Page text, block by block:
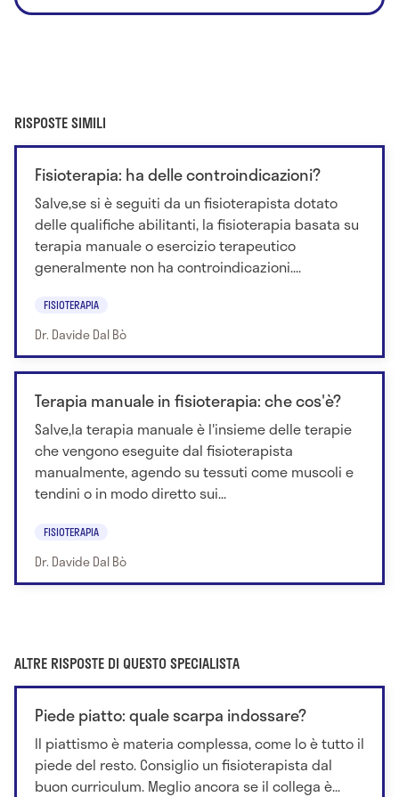
RISPOSTE SIMILI
Fisioterapia: ha delle controindicazioni?
Salve,se si è seguiti da un fisioterapista dotato
delle qualifiche abilitanti, la fisioterapia basata su
terapia manuale o esercizio terapeutico
generalmente non ha controindicazioni....
FISIOTERAPIA
Dr. Davide Dal Bò
Terapia manuale in fisioterapia: che cos'è?
Salve,la terapia manuale è l'insieme delle terapie
che vengono eseguite dal fisioterapista
manualmente, agendo su tessuti come muscoli e
tendini o in modo diretto sui...
FISIOTERAPIA
Dr. Davide Dal Bò
ALTRE RISPOSTE DI QUESTO SPECIALISTA
Piede piatto: quale scarpa indossare?
Il piattismo è materia complessa, come lo è tutto il
piede del resto. Consiglio un fisioterapista dal
buon curriculum. Meglio ancora se il collega è...